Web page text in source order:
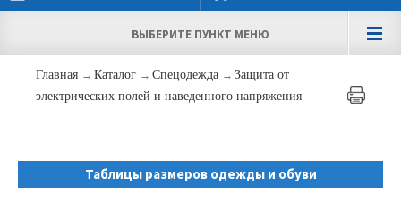
ВЫБЕРИТЕ ПУНКТ МЕНЮ
Главная → Каталог → Спецодежда → Защита от
электрических полей и наведенного напряжения
Таблицы размеров одежды и обуви